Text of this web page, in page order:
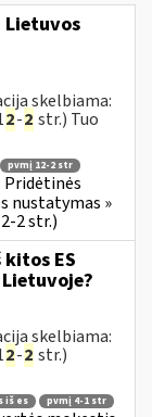
skelbiama:
2-2 str.) Tuo
pvmį 12-2 str
Pridėtinės
nustatymas »
2 str.)
ES
skelbiama:
2-2 str.)
iš es pvmį 4-1 str